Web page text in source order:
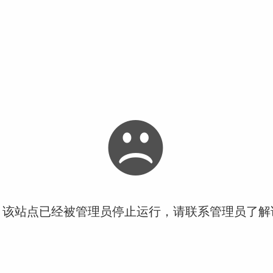
站点已经被管理员停止运行，请联系管理员了